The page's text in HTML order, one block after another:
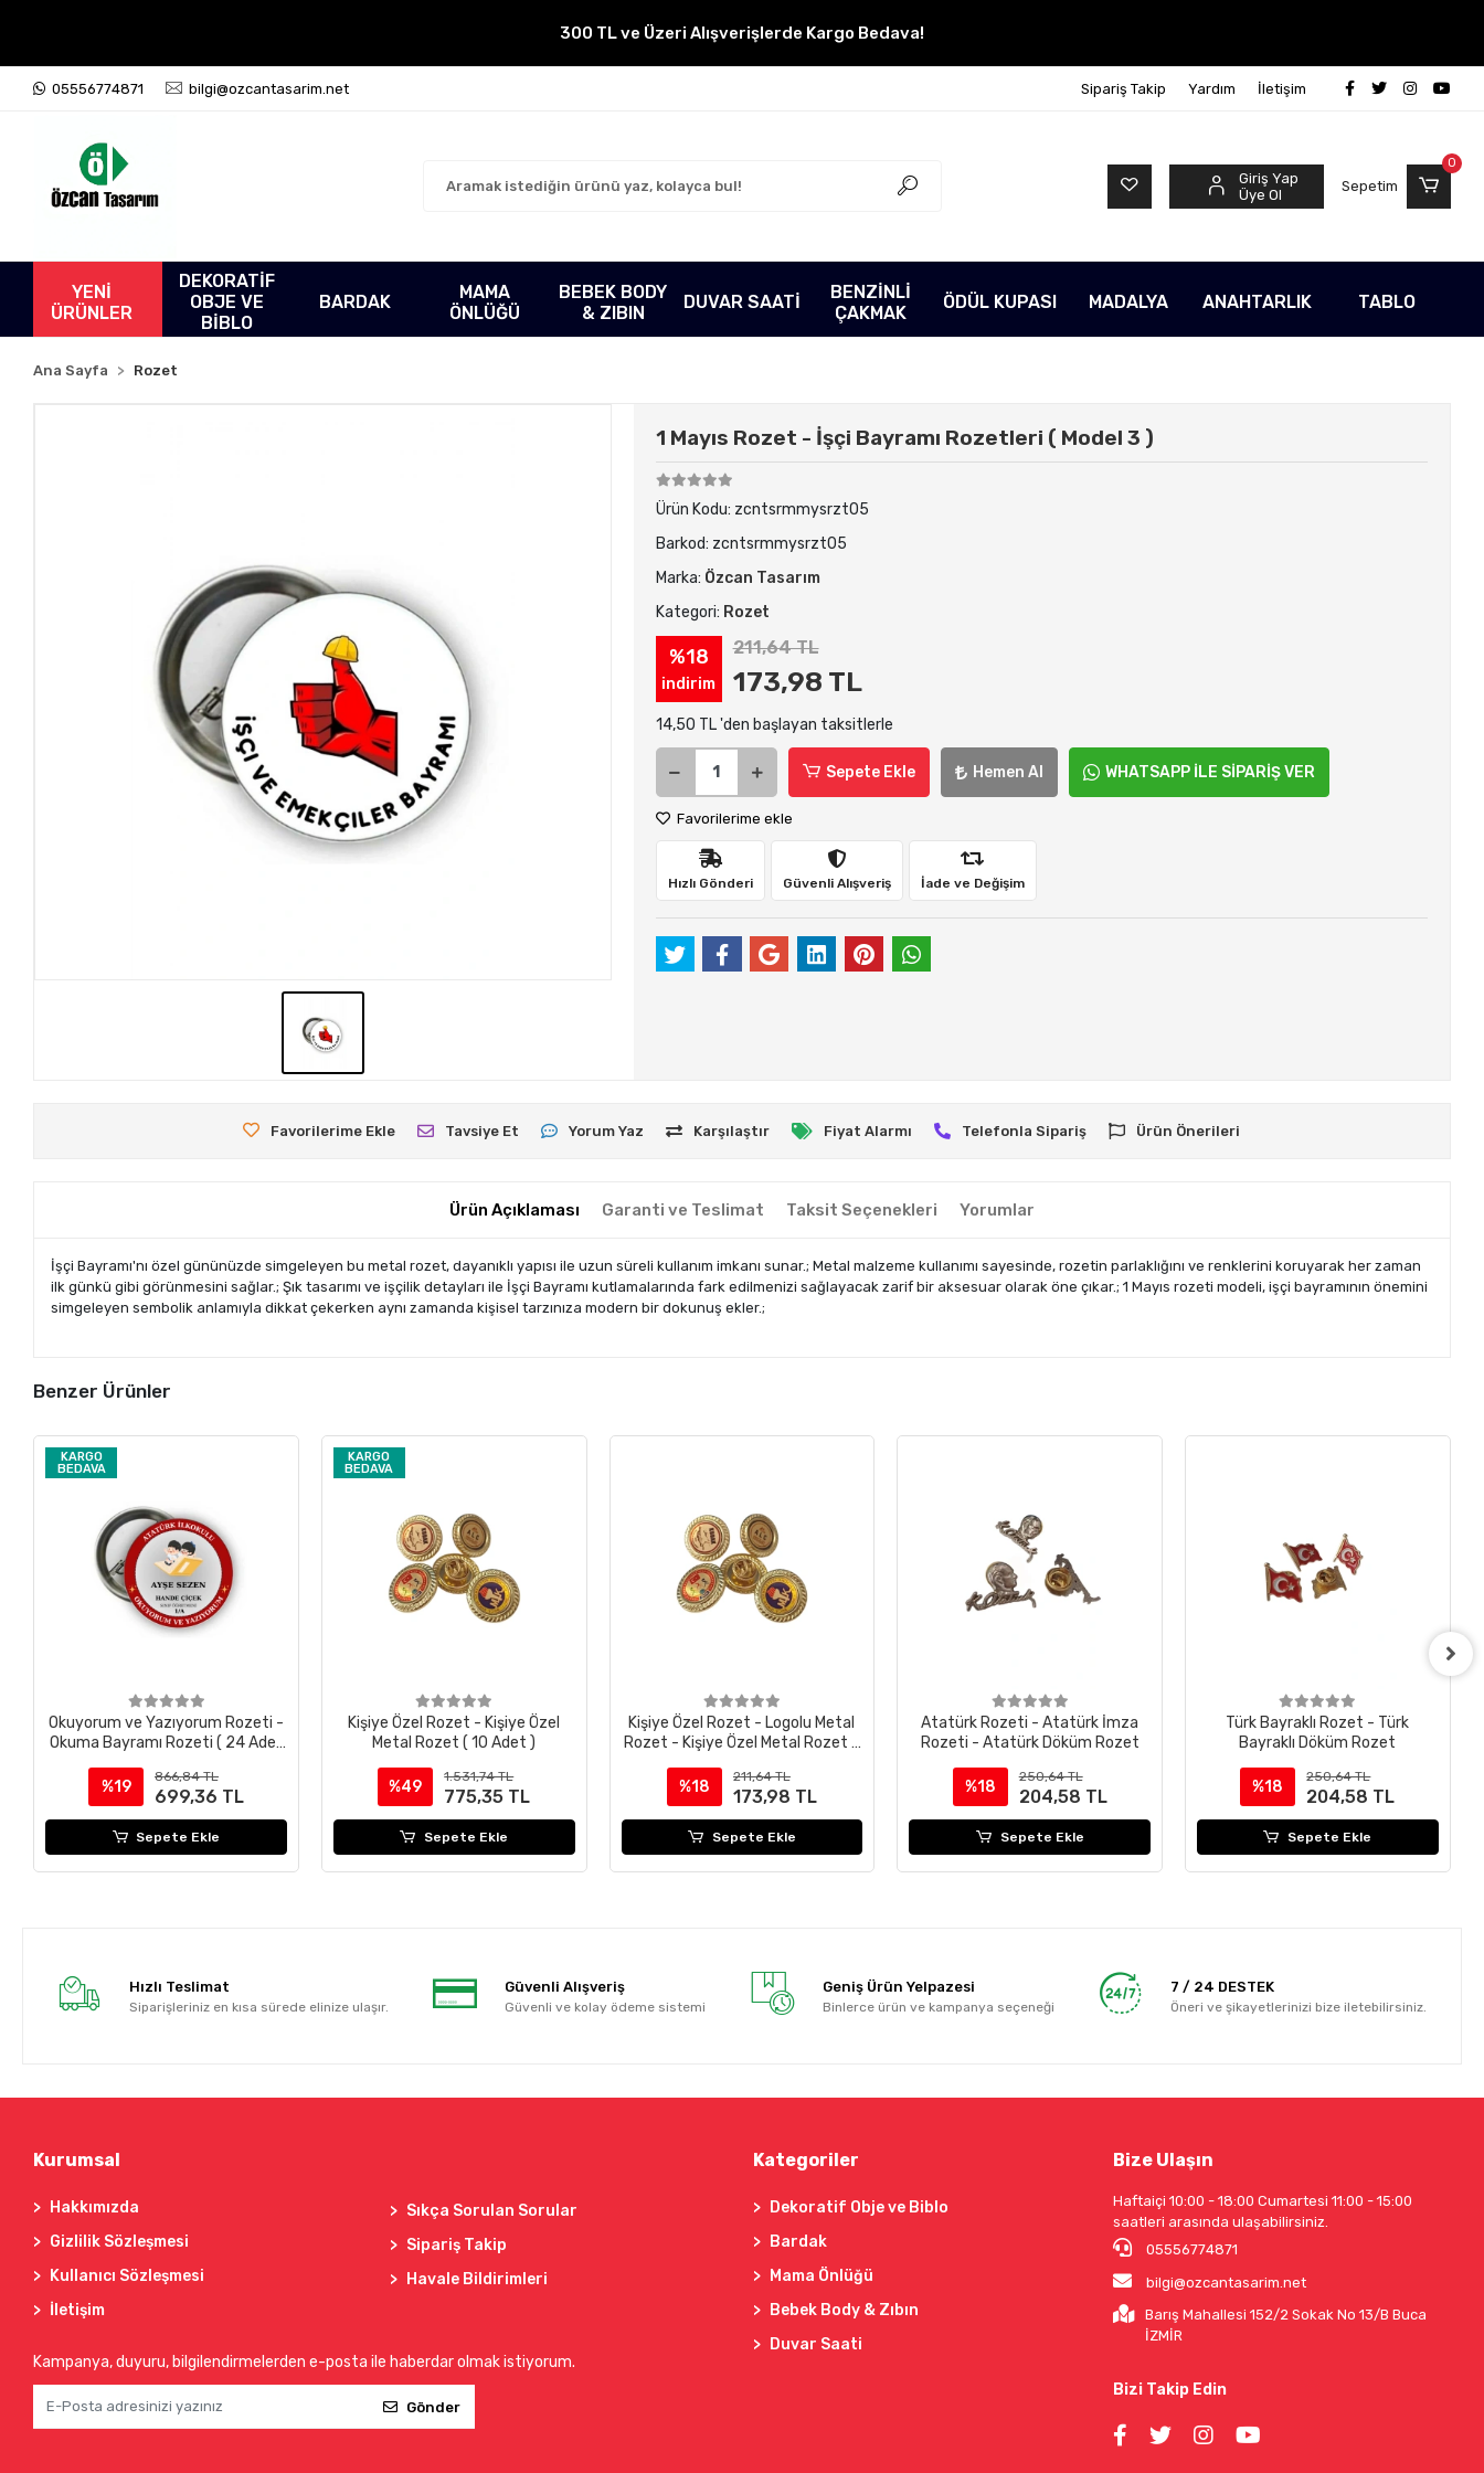
300 TL ve Üzeri Alışverişlerde Kargo Bedava!
05556774871 bilgi@ozcantasarim.net Sipariş Takip Yardım İletişim
Giriş Yap
Üye Ol
Sepetim
0
YENİ
ÜRÜNLER
DEKORATİF
OBJE VE
BİBLO
BARDAK
MAMA
ÖNLÜĞÜ
BEBEK BODY
& ZIBIN
DUVAR SAATİ
BENZİNLİ
ÇAKMAK
ÖDÜL KUPASI MADALYA ANAHTARLIK TABLO
Ana Sayfa Rozet
1 Mayıs Rozet - İşçi Bayramı Rozetleri ( Model 3 )
Ürün Kodu: zcntsrmmysrzt05
Barkod: zcntsrmmysrzt05
Marka: Özcan Tasarım
Kategori: Rozet
%18
indirim
211,64 TL
173,98 TL
14,50 TL 'den başlayan taksitlerle
Sepete Ekle Hemen Al WHATSAPP İLE SİPARİŞ VER
Favorilerime ekle
Hızlı Gönderi Güvenli Alışveriş İade ve Değişim
Favorilerime Ekle Tavsiye Et Yorum Yaz Karşılaştır Fiyat Alarmı Telefonla Sipariş Ürün Önerileri
Ürün Açıklaması Garanti ve Teslimat Taksit Seçenekleri Yorumlar
İşçi Bayramı'nı özel gününüzde simgeleyen bu metal rozet, dayanıklı yapısı ile uzun süreli kullanım imkanı sunar.; Metal malzeme kullanımı sayesinde, rozetin parlaklığını ve renklerini koruyarak her zaman
ilk günkü gibi görünmesini sağlar.; Şık tasarımı ve işçilik detayları ile İşçi Bayramı kutlamalarında fark edilmenizi sağlayacak zarif bir aksesuar olarak öne çıkar.; 1 Mayıs rozeti modeli, işçi bayramının önemini
simgeleyen sembolik anlamıyla dikkat çekerken aynı zamanda kişisel tarzınıza modern bir dokunuş ekler.;
Benzer Ürünler
KARGO
BEDAVA
Okuyorum ve Yazıyorum Rozeti -
Okuma Bayramı Rozeti ( 24 Adet
%19
866,84 TL
699,36 TL
Sepete Ekle
KARGO
BEDAVA
Kişiye Özel Rozet - Kişiye Özel
Metal Rozet ( 10 Adet )
%49
1.531,74 TL
775,35 TL
Sepete Ekle
Kişiye Özel Rozet - Logolu Metal
Rozet - Kişiye Özel Metal Rozet -
%18
211,64 TL
173,98 TL
Sepete Ekle
Atatürk Rozeti - Atatürk İmza
Rozeti - Atatürk Döküm Rozet
%18
250,64 TL
204,58 TL
Sepete Ekle
Türk Bayraklı Rozet - Türk
Bayraklı Döküm Rozet
%18
250,64 TL
204,58 TL
Sepete Ekle
Hızlı Teslimat
Siparişleriniz en kısa sürede elinize ulaşır.
Güvenli Alışveriş
Güvenli ve kolay ödeme sistemi
Geniş Ürün Yelpazesi
Binlerce ürün ve kampanya seçeneği
7 / 24 DESTEK
Öneri ve şikayetlerinizi bize iletebilirsiniz.
Kurumsal
Hakkımızda
Gizlilik Sözleşmesi
Kullanıcı Sözleşmesi
İletişim
Sıkça Sorulan Sorular
Sipariş Takip
Havale Bildirimleri
Kampanya, duyuru, bilgilendirmelerden e-posta ile haberdar olmak istiyorum.
Gönder
Kategoriler
Dekoratif Obje ve Biblo
Bardak
Mama Önlüğü
Bebek Body & Zıbın
Duvar Saati
Bize Ulaşın
Haftaiçi 10:00 - 18:00 Cumartesi 11:00 - 15:00
saatleri arasında ulaşabilirsiniz.
05556774871
bilgi@ozcantasarim.net
Barış Mahallesi 152/2 Sokak No 13/B Buca
İZMİR
Bizi Takip Edin